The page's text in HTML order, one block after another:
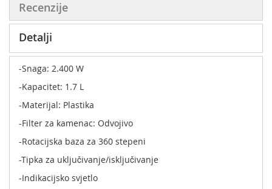
Recenzije
Detalji
-Snaga: 2.400 W
-Kapacitet: 1.7 L
-Materijal: Plastika
-Filter za kamenac: Odvojivo
-Rotacijska baza za 360 stepeni
-Tipka za uključivanje/isključivanje
-Indikacijsko svjetlo